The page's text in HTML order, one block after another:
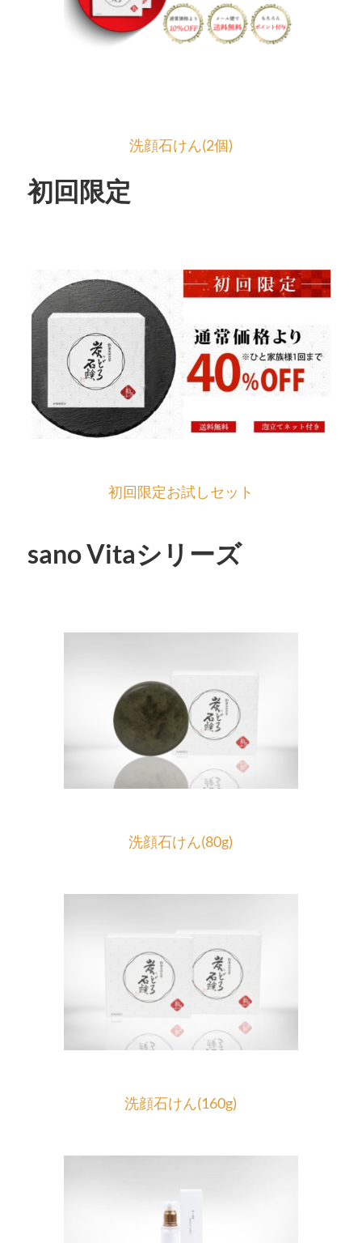
洗顔石けん(2個)
初回限定
初回限定お試しセット
sano Vitaシリーズ
洗顔石けん(80g)
洗顔石けん(160g)